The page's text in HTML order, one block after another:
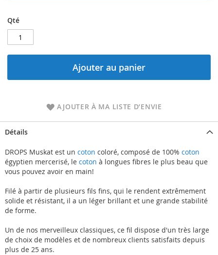
Qté
Ajouter au panier
AJOUTER À MA LISTE D’ENVIE
Détails
DROPS Muskat est un coton coloré, composé de 100% coton
égyptien mercerisé, le coton à longues fibres le plus beau que
vous pouvez avoir en main!
Filé à partir de plusieurs fils fins, qui le rendent extrêmement
solide et résistant, il a un léger brillant et une grande stabilité
de forme.
Un de nos merveilleux classiques, ce fil dispose d'un très large
de choix de modèles et de nombreux clients satisfaits depuis
plus de 25 ans.